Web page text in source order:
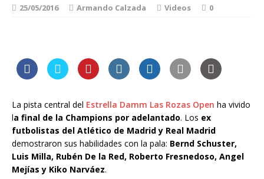
25/05/2016 Armando Calzada Videos 0
La pista central del Estrella Damm Las Rozas Open ha vivido
la final de la Champions por adelantado. Los ex
futbolistas del Atlético de Madrid y Real Madrid
demostraron sus habilidades con la pala: Bernd Schuster,
Luis Milla, Rubén De la Red, Roberto Fresnedoso, Angel
Mejías y Kiko Narváez.